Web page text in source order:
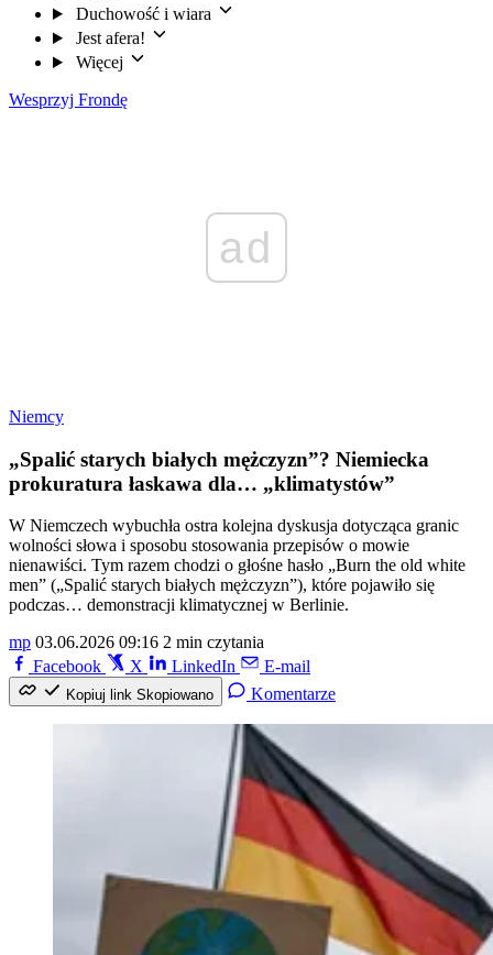
Duchowość i wiara
Jest afera!
Więcej
Wesprzyj Frondę
ad
Niemcy
„Spalić starych białych mężczyzn”? Niemiecka
prokuratura łaskawa dla… „klimatystów”
W Niemczech wybuchła ostra kolejna dyskusja dotycząca granic
wolności słowa i sposobu stosowania przepisów o mowie
nienawiści. Tym razem chodzi o głośne hasło „Burn the old white
men” („Spalić starych białych mężczyzn”), które pojawiło się
podczas… demonstracji klimatycznej w Berlinie.
mp 03.06.2026 09:16 2 min czytania
Facebook
X LinkedIn E-mail
Kopiuj link Skopiowano Komentarze